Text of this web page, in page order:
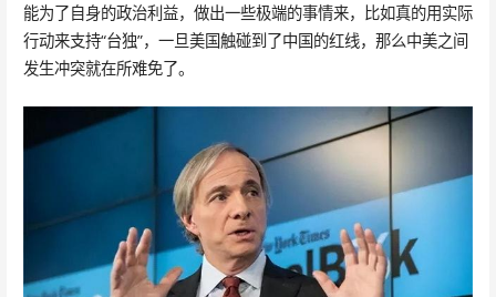
能为了自身的政治利益，做出一些极端的事情来，比如真的用实际
行动来支持“台独”，一旦美国触碰到了中国的红线，那么中美之间
发生冲突就在所难免了。